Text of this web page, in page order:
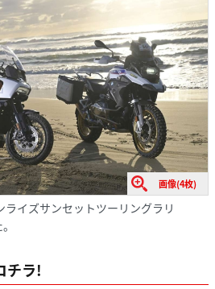
画像(4枚)
ライズサンセットツーリングラリ
チラ!